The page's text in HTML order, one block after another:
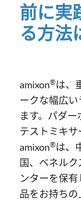
前に実
る方法
amixon®は、
ークな幅広
ます。パダ
テストミキサ
amixon®は、
国、ベネル
ンターを保
品をお持ちの